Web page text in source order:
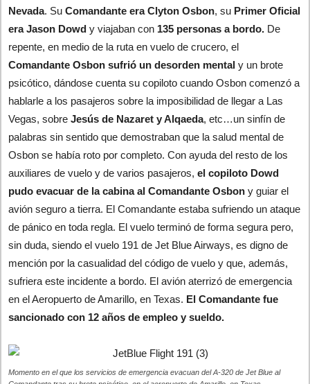
Nevada. Su Comandante era Clyton Osbon, su Primer Oficial
era Jason Dowd y viajaban con 135 personas a bordo. De
repente, en medio de la ruta en vuelo de crucero, el
Comandante Osbon sufrió un desorden mental y un brote
psicótico, dándose cuenta su copiloto cuando Osbon comenzó a
hablarle a los pasajeros sobre la imposibilidad de llegar a Las
Vegas, sobre Jesús de Nazaret y Alqaeda, etc…un sinfín de
palabras sin sentido que demostraban que la salud mental de
Osbon se había roto por completo. Con ayuda del resto de los
auxiliares de vuelo y de varios pasajeros, el copiloto Dowd
pudo evacuar de la cabina al Comandante Osbon y guiar el
avión seguro a tierra. El Comandante estaba sufriendo un ataque
de pánico en toda regla. El vuelo terminó de forma segura pero,
sin duda, siendo el vuelo 191 de Jet Blue Airways, es digno de
mención por la casualidad del código de vuelo y que, además,
sufriera este incidente a bordo. El avión aterrizó de emergencia
en el Aeropuerto de Amarillo, en Texas. El Comandante fue
sancionado con 12 años de empleo y sueldo.
Momento en el que los servicios de emergencia evacuan del A-320 de Jet Blue al